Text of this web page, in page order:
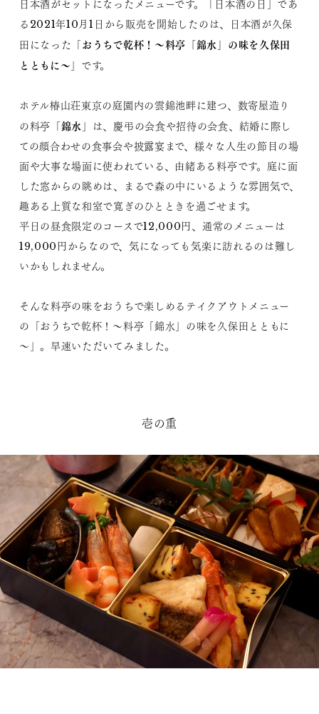
日本酒がセットになったメニューです。「日本酒の日」であ
る2021年10月1日から販売を開始したのは、日本酒が久保
田になった「 おうちで乾杯！～料亭「錦水」の味を久保田
とともに～ 」です。
ホテル椿山荘東京の庭園内の雲錦池畔に建つ、数寄屋造り
の料亭「 錦水 」は、慶弔の会食や招待の会食、結婚に際し
ての顔合わせの食事会や披露宴まで、様々な人生の節目の場
面や大事な場面に使われている、由緒ある料亭です。庭に面
した窓からの眺めは、まるで森の中にいるような雰囲気で、
趣ある上質な和室で寛ぎのひとときを過ごせます。
平日の昼食限定のコースで12,000円、通常のメニューは
19,000円からなので、気になっても気楽に訪れるのは難し
いかもしれません。
そんな料亭の味をおうちで楽しめるテイクアウトメニュー
の「おうちで乾杯！～料亭「錦水」の味を久保田とともに
～」。早速いただいてみました。
壱の重